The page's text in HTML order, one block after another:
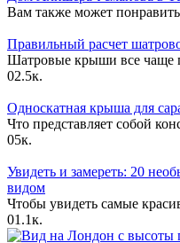
Вам также может
Правильный расчет
Шатровые крыши все чаще
02.5к.
Односкатная крыша для
Что представляет собой
05к.
Увидеть и замереть: 20
видом
Чтобы увидеть самые
01.1к.